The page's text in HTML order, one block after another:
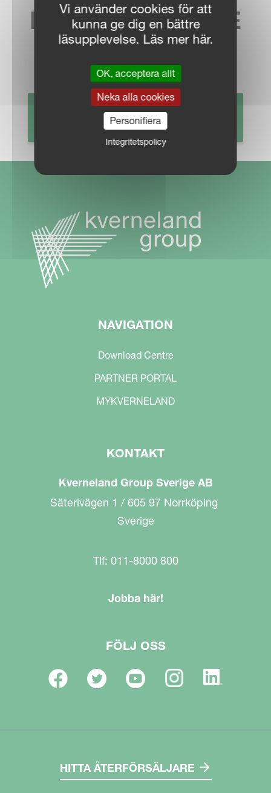
HITTA NÄRMASTE
SÄLJKONTAKT
HITTA ÅTERFÖRSÄLJARE
NAVIGATION
Download Centre
PARTNER PORTAL
MYKVERNELAND
KONTAKT
Kverneland Group Sverige AB
Säterivägen 1 / 605 97 Norrköping
Sverige
Tlf: 011-8000 800
Jobba här!
FÖLJ OSS
HITTA ÅTERFÖRSÄLJARE
Vi använder cookies för att
kunna ge dig en bättre
läsupplevelse. Läs mer här.
OK, acceptera allt
Neka alla cookies
Personifiera
Integritetspolicy